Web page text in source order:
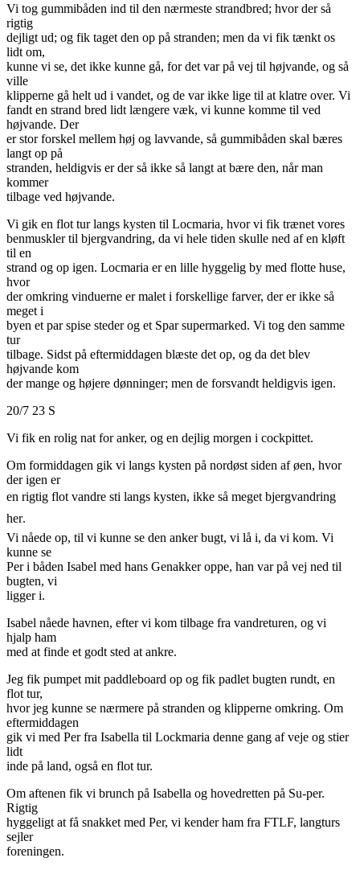
Vi tog gummibåden ind til den nærmeste strandbred; hvor der så
rigtig
dejligt ud; og fik taget den op på stranden; men da vi fik tænkt os
lidt om,
kunne vi se, det ikke kunne gå, for det var på vej til højvande, og så
ville
klipperne gå helt ud i vandet, og de var ikke lige til at klatre over. Vi
fandt en strand bred lidt længere væk, vi kunne komme til ved
højvande. Der
er stor forskel mellem høj og lavvande, så gummibåden skal bæres
langt op på
stranden, heldigvis er der så ikke så langt at bære den, når man
kommer
tilbage ved højvande.
Vi gik en flot tur langs kysten til Locmaria, hvor vi fik trænet vores
benmuskler til bjergvandring, da vi hele tiden skulle ned af en kløft
til en
strand og op igen. Locmaria er en lille hyggelig by med flotte huse,
hvor
der omkring vinduerne er malet i forskellige farver, der er ikke så
meget i
byen et par spise steder og et Spar supermarked. Vi tog den samme
tur
tilbage. Sidst på eftermiddagen blæste det op, og da det blev
højvande kom
der mange og højere dønninger; men de forsvandt heldigvis igen.
20/7 23 S
Vi fik en rolig nat for anker, og en dejlig morgen i cockpittet.
Om formiddagen gik vi langs kysten på nordøst siden af øen, hvor
der igen er
en rigtig flot vandre sti langs kysten, ikke så meget bjergvandring
her.
Vi nåede op, til vi kunne se den anker bugt, vi lå i, da vi kom. Vi
kunne se
Per i båden Isabel med hans Genakker oppe, han var på vej ned til
bugten, vi
ligger i.
Isabel nåede havnen, efter vi kom tilbage fra vandreturen, og vi
hjalp ham
med at finde et godt sted at ankre.
Jeg fik pumpet mit paddleboard op og fik padlet bugten rundt, en
flot tur,
hvor jeg kunne se nærmere på stranden og klipperne omkring. Om
eftermiddagen
gik vi med Per fra Isabella til Lockmaria denne gang af veje og stier
lidt
inde på land, også en flot tur.
Om aftenen fik vi brunch på Isabella og hovedretten på Su-per.
Rigtig
hyggeligt at få snakket med Per, vi kender ham fra FTLF, langturs
sejler
foreningen.